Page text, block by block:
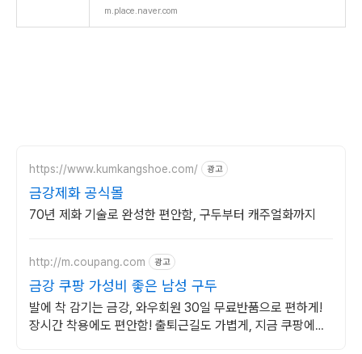
m.place.naver.com
https://www.kumkangshoe.com/ 광고
금강제화 공식몰
70년 제화 기술로 완성한 편안함, 구두부터 캐주얼화까지
http://m.coupang.com 광고
금강 쿠팡 가성비 좋은 남성 구두
발에 착 감기는 금강, 와우회원 30일 무료반품으로 편하게!
장시간 착용에도 편안함! 출퇴근길도 가볍게, 지금 쿠팡에서